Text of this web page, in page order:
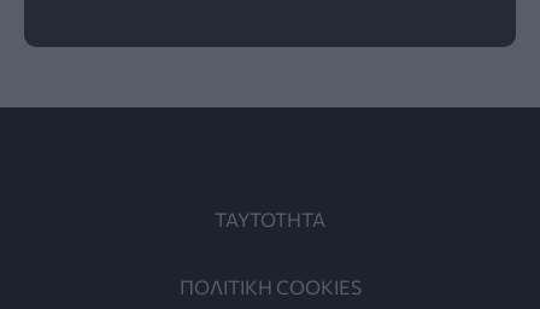
ΤΑΥΤΟΤΗΤΑ
ΠΟΛΙΤΙΚΗ COOKIES